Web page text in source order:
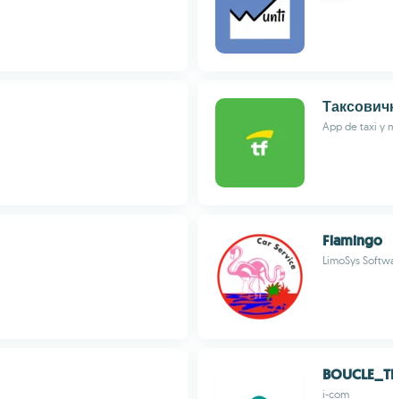
App de taxi y
Flamingo
LimoSys
i-com